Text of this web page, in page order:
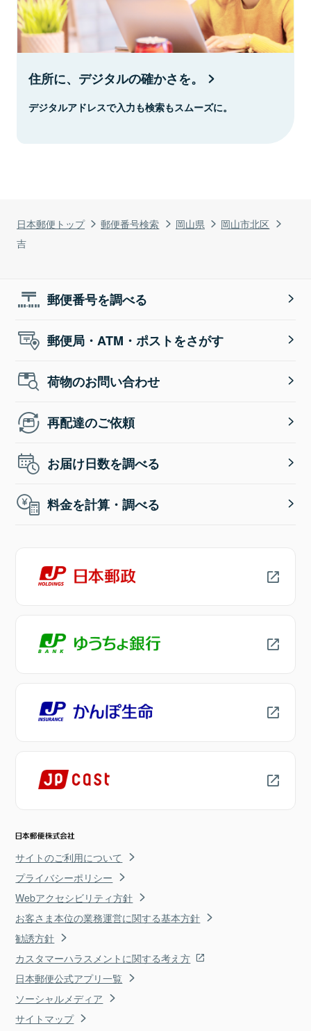
日本郵便トップ 郵便番号検索 岡山県
岡山市北区
吉
住所に、デジタルの確かさを。
デジタルアドレスで入力も検索もスムーズに。
郵便番号を調べる
郵便局・ATM・ポストをさがす
荷物のお問い合わせ
再配達のご依頼
お届け日数を調べる
料金を計算・調べる
サイトのご利用について
プライバシーポリシー
Webアクセシビリティ方針
お客さま本位の業務運営に関する基本方針
勧誘方針
カスタマーハラスメントに関する考え方
日本郵便公式アプリ一覧
ソーシャルメディア
サイトマップ